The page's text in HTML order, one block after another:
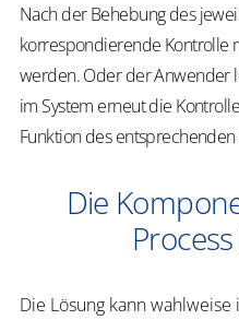
Nach der Behebung des
korrespondierende Kontrolle
werden. Oder der Anwender
im System erneut die
Funktion des
Die
Die Lösung kann